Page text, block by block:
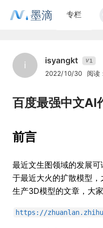
墨滴 专栏
i isyangkt V1
2022/10/30 阅读
百度最强中文AI
前言
最近文生图领域的发展
于最近大火的扩散模型
生产3D模型的文章，大
https://